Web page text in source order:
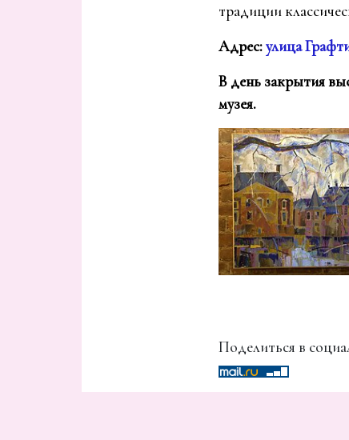
традиции
Адрес:улица
В день закрытия
музея.
Поделиться в